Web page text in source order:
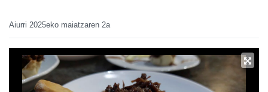
Aiurri 2025eko maiatzaren 2a